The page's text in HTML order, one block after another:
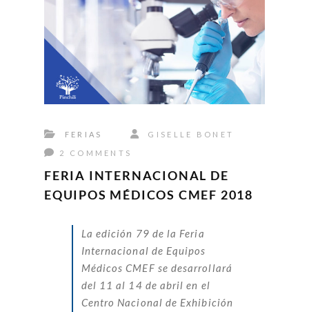
FERIAS GISELLE BONET
2 COMMENTS
FERIA INTERNACIONAL DE
EQUIPOS MÉDICOS CMEF 2018
La edición 79 de la Feria
Internacional de Equipos
Médicos CMEF se desarrollará
del 11 al 14 de abril en el
Centro Nacional de Exhibición